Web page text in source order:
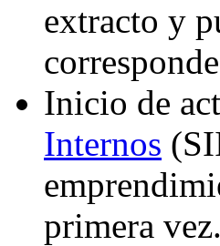
extracto y
Inicio de
Internos
primera vez.